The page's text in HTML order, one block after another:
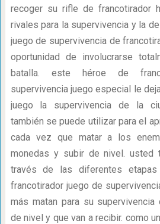
recoger su rifle de francotirador
rivales para la supervivencia y la
juego de supervivencia de
oportunidad de involucrarse
batalla. este héroe de
supervivencia juego especial le
juego la supervivencia de la
también se puede utilizar para el
cada vez que matar a los
monedas y subir de nivel. usted
través de las diferentes
francotirador juego de
más matan para su
de nivel y que van a recibir. como